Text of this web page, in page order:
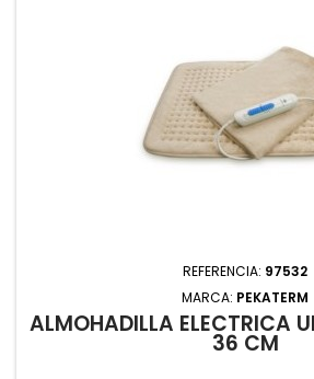
REFERENCIA: 97532
MARCA: PEKATERM
ALMOHADILLA ELECTRICA
36 CM